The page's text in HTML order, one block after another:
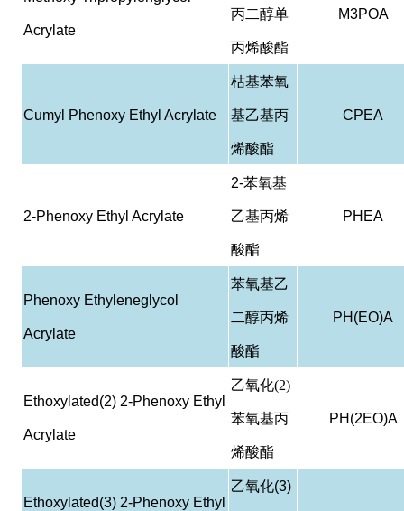
Acrylate
丙二醇单
丙烯酸酯
M3POA
Cumyl Phenoxy Ethyl Acrylate
枯基苯氧
基乙基丙
烯酸酯
CPEA
2-Phenoxy Ethyl Acrylate
2-苯氧基
乙基丙烯
酸酯
PHEA
Phenoxy Ethyleneglycol
Acrylate
苯氧基乙
二醇丙烯
酸酯
PH(EO)A
Ethoxylated(2) 2-Phenoxy Ethyl
Acrylate
乙氧化(2)
苯氧基丙
烯酸酯
PH(2EO)A
Ethoxylated(3) 2-Phenoxy Ethyl
乙氧化(3)